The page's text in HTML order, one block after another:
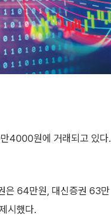
4000원에 거래되고 있다.
은 64만원, 대신증권 63만
시했다.